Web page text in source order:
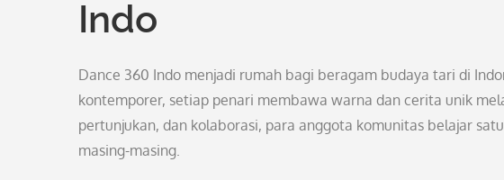
Indo
Dance 360 Indo menjadi rumah bagi beragam budaya tari di
kontemporer, setiap penari membawa warna dan cerita unik
pertunjukan, dan kolaborasi, para anggota komunitas belajar
masing-masing.